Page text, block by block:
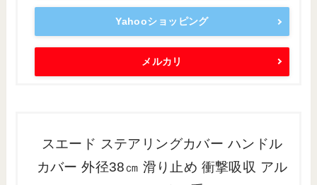
Yahooショッピング
メルカリ
スエード ステアリングカバー ハンドル
カバー 外径38㎝ 滑り止め 衝撃吸収 アル